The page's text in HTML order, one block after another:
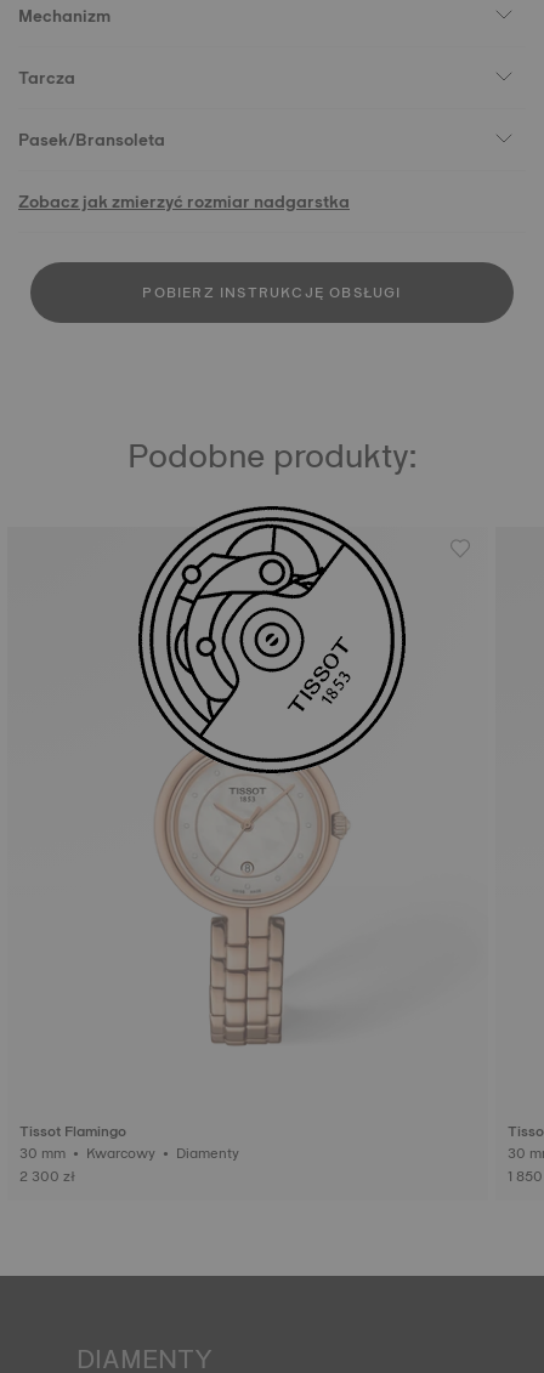
Mechanizm
Tarcza
Pasek/Bransoleta
Zobacz jak zmierzyć rozmiar nadgarstka
POBIERZ INSTRUKCJĘ OBSŁUGI
Podobne produkty:
Tissot Flamingo
30 mm • Kwarcowy • Diamenty
2 300 zł
1
DIAMENTY